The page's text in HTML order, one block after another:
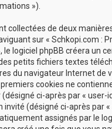
»).
collectées de deux
sur « Schkopi.com :
le logiciel phpBB créera un
petits fichiers textes
du navigateur Internet de
cookies ne
ci-après par « user-
(désigné ci-après par «
assignés par le